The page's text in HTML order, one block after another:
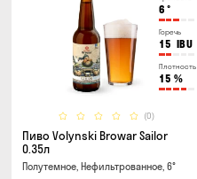
6 °
Горечь
15 IBU
Плотность
15 %
(0)
Пиво Volynski Browar Sailor
0.35л
Полутемное, Нефильтрованное, 6°